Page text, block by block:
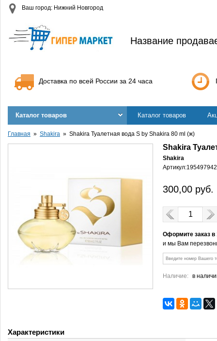
Ваш город: Нижний Новгород
Название
Доставка по всей России за 24 часа
Каталог товаров Каталог товаров
Главная Shakira Shakira Туалетная вода S by Shakira 80 ml (ж)
Shakira
Shakira
Артикул:
300,00 руб.
Оформите заказ
и мы Вам
Наличие: в
Характеристики